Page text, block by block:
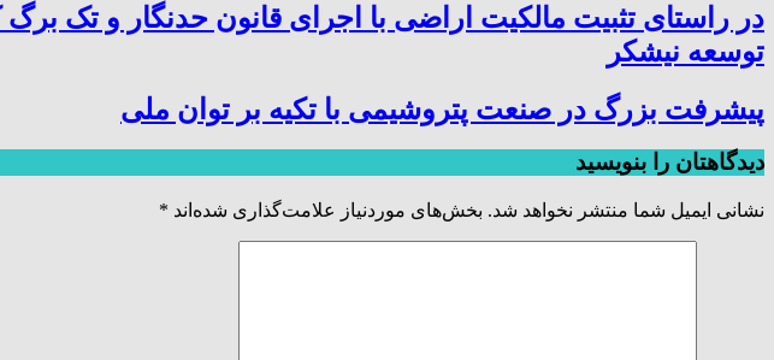
در راستای تثبیت مالکیت اراضی با اجرای قانون حدنگار و تک
توسعه نیشکر
پیشرفت بزرگ در صنعت پتروشیمی با تکیه بر توان ملی
دیدگاهتان را بنویسید
نشانی ایمیل شما منتشر نخواهد شد. بخش‌های موردنیاز علامت‌گذاری شده‌اند *